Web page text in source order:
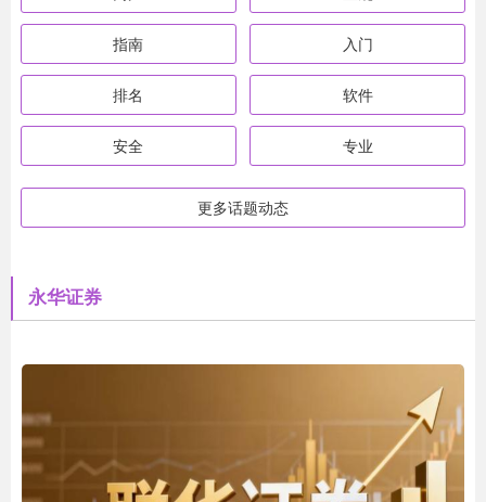
指南 入门
排名 软件
安全 专业
更多话题动态
永华证券